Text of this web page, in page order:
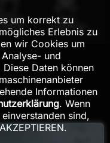
echte
Mit AR
Probehängen
um korrekt zu
Erlebnis zu
wir Cookies um
und
Daten können
Informationen
. Wenn
sind,